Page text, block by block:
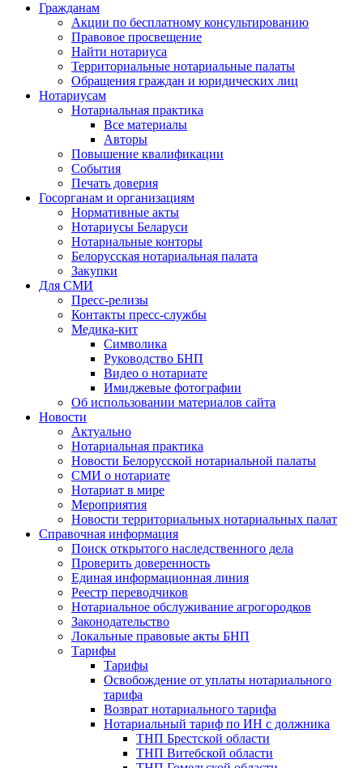
Гражданам
Акции по бесплатному консультированию
Правовое просвещение
Найти нотариуса
Территориальные нотариальные палаты
Обращения граждан и юридических лиц
Нотариусам
Нотариальная практика
Все материалы
Авторы
Повышение квалификации
События
Печать доверия
Госорганам и организациям
Нормативные акты
Нотариусы Беларуси
Нотариальные конторы
Белорусская нотариальная палата
Закупки
Для СМИ
Пресс-релизы
Контакты пресс-службы
Медика-кит
Символика
Руководство БНП
Видео о нотариате
Имиджевые фотографии
Об использовании материалов сайта
Новости
Актуально
Нотариальная практика
Новости Белорусской нотариальной палаты
СМИ о нотариате
Нотариат в мире
Мероприятия
Новости территориальных нотариальных палат
Справочная информация
Поиск открытого наследственного дела
Проверить доверенность
Единая информационная линия
Реестр переводчиков
Нотариальное обслуживание агрогородков
Законодательство
Локальные правовые акты БНП
Тарифы
Тарифы
Освобождение от уплаты нотариального
тарифа
Возврат нотариального тарифа
Нотариальный тариф по ИН с должника
ТНП Брестской области
ТНП Витебской области